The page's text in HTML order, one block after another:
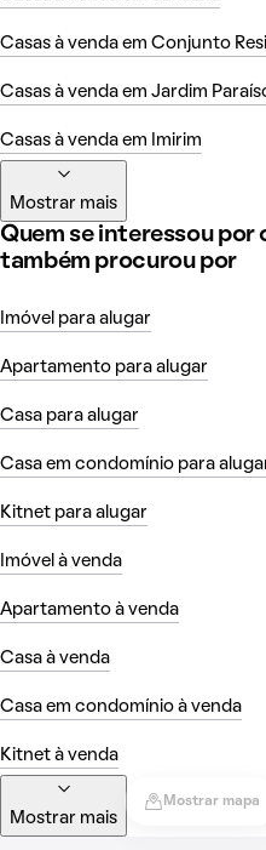
Mostrar mapa
Casas à venda em Conjunto
Casas à venda em Jardim
Casas à venda em Imirim
Mostrar mais
Quem se interessou por
também procurou por
Imóvel para alugar
Apartamento para alugar
Casa para alugar
Casa em condomínio para
Kitnet para alugar
Imóvel à venda
Apartamento à venda
Casa à venda
Casa em condomínio à venda
Kitnet à venda
Mostrar mais